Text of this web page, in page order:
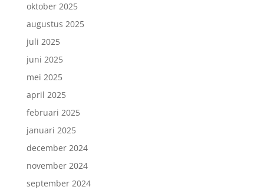
oktober 2025
augustus 2025
juli 2025
juni 2025
mei 2025
april 2025
februari 2025
januari 2025
december 2024
november 2024
september 2024